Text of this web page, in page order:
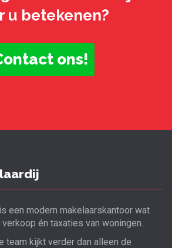
u betekenen?
ons!
een modern makelaarskantoor wat
én taxaties van woningen.
team kijkt verder dan alleen de